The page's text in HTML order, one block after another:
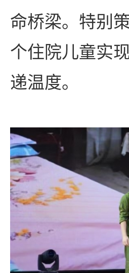
命桥梁。特别
个住院儿童实
递温度。